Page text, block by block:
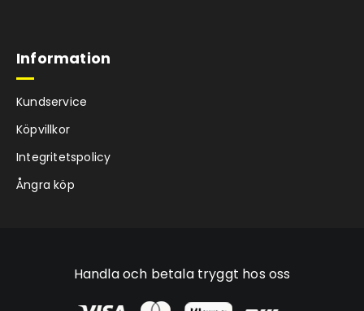
Information
Kundservice
Köpvillkor
Integritetspolicy
Ångra köp
Handla och betala tryggt hos oss